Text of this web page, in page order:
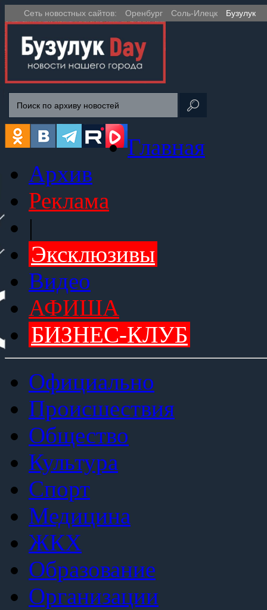
Сеть новостных сайтов: Оренбург Соль-Илецк Бузулук
Главная
Архив
Реклама
|
Эксклюзивы
Видео
АФИША
БИЗНЕС-КЛУБ
Официально
Происшествия
Общество
Культура
Спорт
Медицина
ЖКХ
Образование
Организации